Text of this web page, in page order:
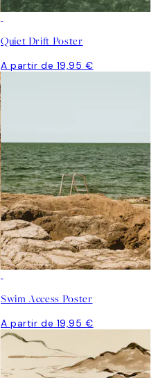
Quiet Drift Poster
A partir de 19,95 €
Swim Access Poster
A partir de 19,95 €